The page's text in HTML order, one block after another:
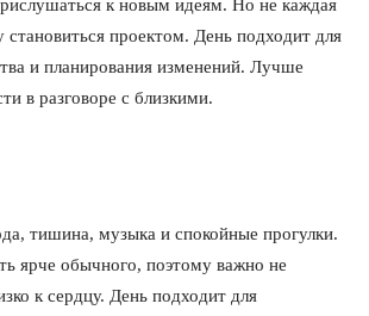
к новым идеям. Но не каждая
становиться проектом. День подходит для
и планирования изменений. Лучше
в разговоре с близкими.
тишина, музыка и спокойные прогулки.
ярче обычного, поэтому важно не
к сердцу. День подходит для